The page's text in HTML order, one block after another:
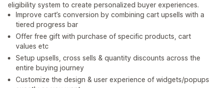
eligibility system to create personalized buyer experiences.
Improve cart’s conversion by combining cart upsells with a
tiered progress bar
Offer free gift with purchase of specific products, cart
values etc
Setup upsells, cross sells & quantity discounts across the
entire buying journey
Customize the design & user experience of widgets/popups